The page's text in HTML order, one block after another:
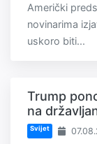
Američki
novinarima
uskoro biti...
Trump
na
Svijet